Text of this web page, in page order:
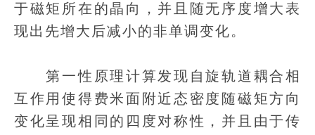
于磁矩所在的晶向，并且随无序度增大表
现出先增大后减小的非单调变化。
第一性原理计算发现自旋轨道耦合相
互作用使得费米面附近态密度随磁矩方向
变化呈现相同的四度对称性，并且由于传